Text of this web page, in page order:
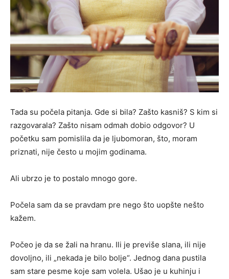
Tada su počela pitanja. Gde si bila? Zašto kasniš? S kim si
razgovarala? Zašto nisam odmah dobio odgovor? U
početku sam pomislila da je ljubomoran, što, moram
priznati, nije često u mojim godinama.
Ali ubrzo je to postalo mnogo gore.
Počela sam da se pravdam pre nego što uopšte nešto
kažem.
Počeo je da se žali na hranu. Ili je previše slana, ili nije
dovoljno, ili „nekada je bilo bolje“. Jednog dana pustila
sam stare pesme koje sam volela. Ušao je u kuhinju i